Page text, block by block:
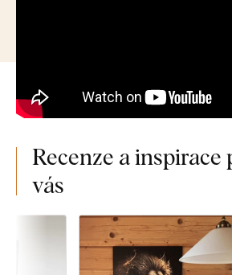
Recenze a
vás